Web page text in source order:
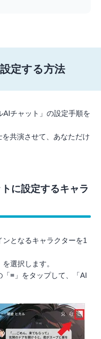
定する方法
AIチャット」の設定手順を
共演させて、あなただけ
に設定するキャラ
ンとなるキャラクターを1
選択します。
≡」をタップして、「AI